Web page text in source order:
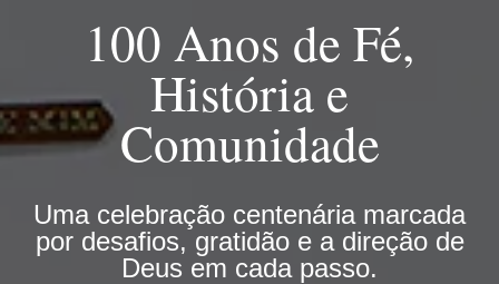
100 Anos de Fé,
História e
Comunidade
Uma celebração centenária marcada
por desafios, gratidão e a direção de
Deus em cada passo.